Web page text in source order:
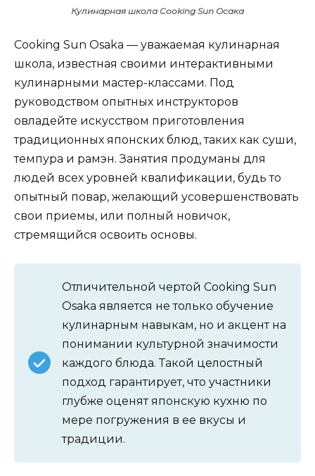
Кулинарная школа Cooking Sun Осака
Cooking Sun Osaka — уважаемая кулинарная
школа, известная своими интерактивными
кулинарными мастер-классами. Под
руководством опытных инструкторов
овладейте искусством приготовления
традиционных японских блюд, таких как суши,
темпура и рамэн. Занятия продуманы для
людей всех уровней квалификации, будь то
опытный повар, желающий усовершенствовать
свои приемы, или полный новичок,
стремящийся освоить основы.
Отличительной чертой Cooking Sun
Osaka является не только обучение
кулинарным навыкам, но и акцент на
понимании культурной значимости
каждого блюда. Такой целостный
подход гарантирует, что участники
глубже оценят японскую кухню по
мере погружения в ее вкусы и
традиции.